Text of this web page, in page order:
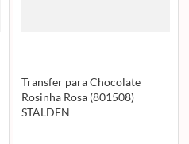
Transfer para Chocolate
Rosinha Rosa (801508)
STALDEN